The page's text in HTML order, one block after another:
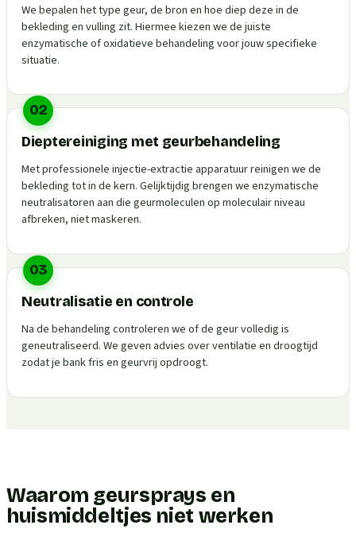
We bepalen het type geur, de bron en hoe diep deze in de
bekleding en vulling zit. Hiermee kiezen we de juiste
enzymatische of oxidatieve behandeling voor jouw specifieke
situatie.
02
Dieptereiniging met geurbehandeling
Met professionele injectie-extractie apparatuur reinigen we de
bekleding tot in de kern. Gelijktijdig brengen we enzymatische
neutralisatoren aan die geurmoleculen op moleculair niveau
afbreken, niet maskeren.
03
Neutralisatie en controle
Na de behandeling controleren we of de geur volledig is
geneutraliseerd. We geven advies over ventilatie en droogtijd
zodat je bank fris en geurvrij opdroogt.
Waarom geursprays en
huismiddeltjes niet werken